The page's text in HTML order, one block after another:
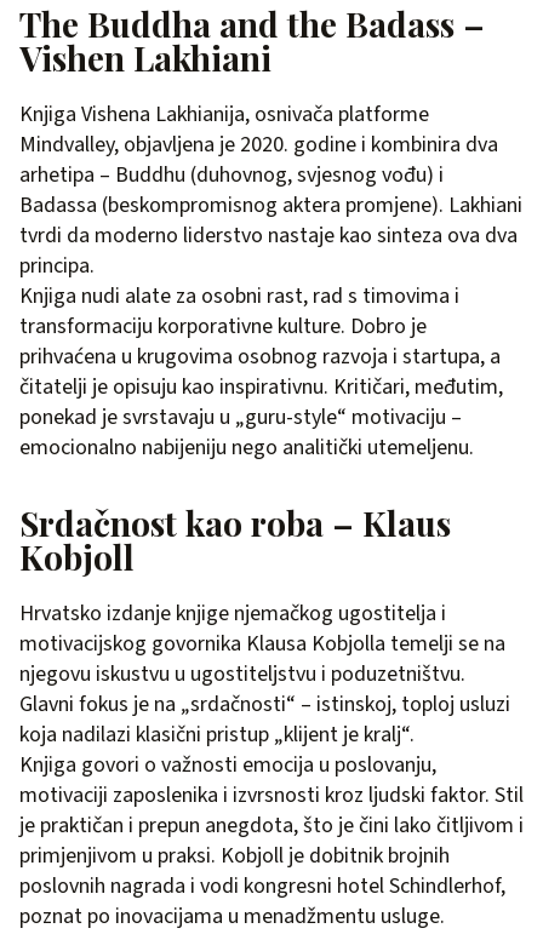
The Buddha and the Badass –
Vishen Lakhiani
Knjiga Vishena Lakhianija, osnivača platforme
Mindvalley, objavljena je 2020. godine i kombinira dva
arhetipa – Buddhu (duhovnog, svjesnog vođu) i
Badassa (beskompromisnog aktera promjene). Lakhiani
tvrdi da moderno liderstvo nastaje kao sinteza ova dva
principa.
Knjiga nudi alate za osobni rast, rad s timovima i
transformaciju korporativne kulture. Dobro je
prihvaćena u krugovima osobnog razvoja i startupa, a
čitatelji je opisuju kao inspirativnu. Kritičari, međutim,
ponekad je svrstavaju u „guru-style“ motivaciju –
emocionalno nabijeniju nego analitički utemeljenu.
Srdačnost kao roba – Klaus
Kobjoll
Hrvatsko izdanje knjige njemačkog ugostitelja i
motivacijskog govornika Klausa Kobjolla temelji se na
njegovu iskustvu u ugostiteljstvu i poduzetništvu.
Glavni fokus je na „srdačnosti“ – istinskoj, toploj usluzi
koja nadilazi klasični pristup „klijent je kralj“.
Knjiga govori o važnosti emocija u poslovanju,
motivaciji zaposlenika i izvrsnosti kroz ljudski faktor. Stil
je praktičan i prepun anegdota, što je čini lako čitljivom i
primjenjivom u praksi. Kobjoll je dobitnik brojnih
poslovnih nagrada i vodi kongresni hotel Schindlerhof,
poznat po inovacijama u menadžmentu usluge.